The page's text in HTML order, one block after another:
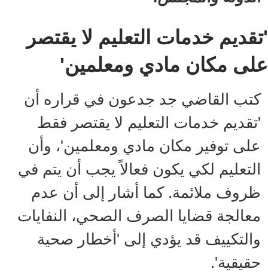
'تقديم خدمات التعليم لا يقتصر
على مكان مادي ومعلمين'
كتب القاضي جد جدعون في قراره أن
'تقديم خدمات التعليم لا يقتصر فقط
على توفير مكان مادي ومعلمين'، وأن
التعليم لكي يكون فعالاً يجب أن يتم في
ظروف ملائمة. كما أشار إلى أن عدم
معالجة قضايا الصرف الصحي، النفايات
والتكييف قد يؤدي إلى 'أخطار صحية
حقيقية'.